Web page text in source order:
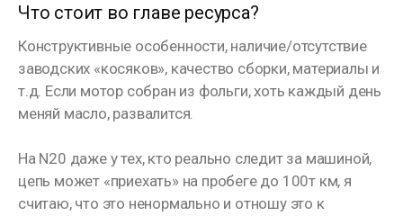
Что стоит во главе ресурса?
Конструктивные особенности, наличие/отсутствие
заводских «косяков», качество сборки, материалы и
т.д. Если мотор собран из фольги, хоть каждый день
меняй масло, развалится.
На N20 даже у тех, кто реально следит за машиной,
цепь может «приехать» на пробеге до 100т км, я
считаю, что это ненормально и отношу это к